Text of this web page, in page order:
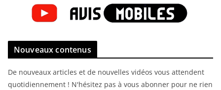
Nouveaux contenus
De nouveaux articles et de nouvelles vidéos vous attendent
quotidiennement ! N'hésitez pas à vous abonner pour ne rien